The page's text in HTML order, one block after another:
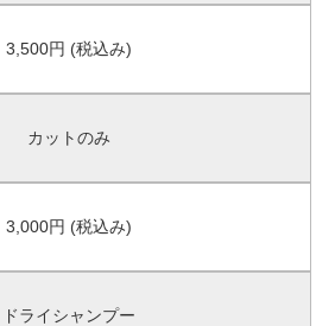
3,500円 (税込み)
カットのみ
3,000円 (税込み)
ドライシャンプー